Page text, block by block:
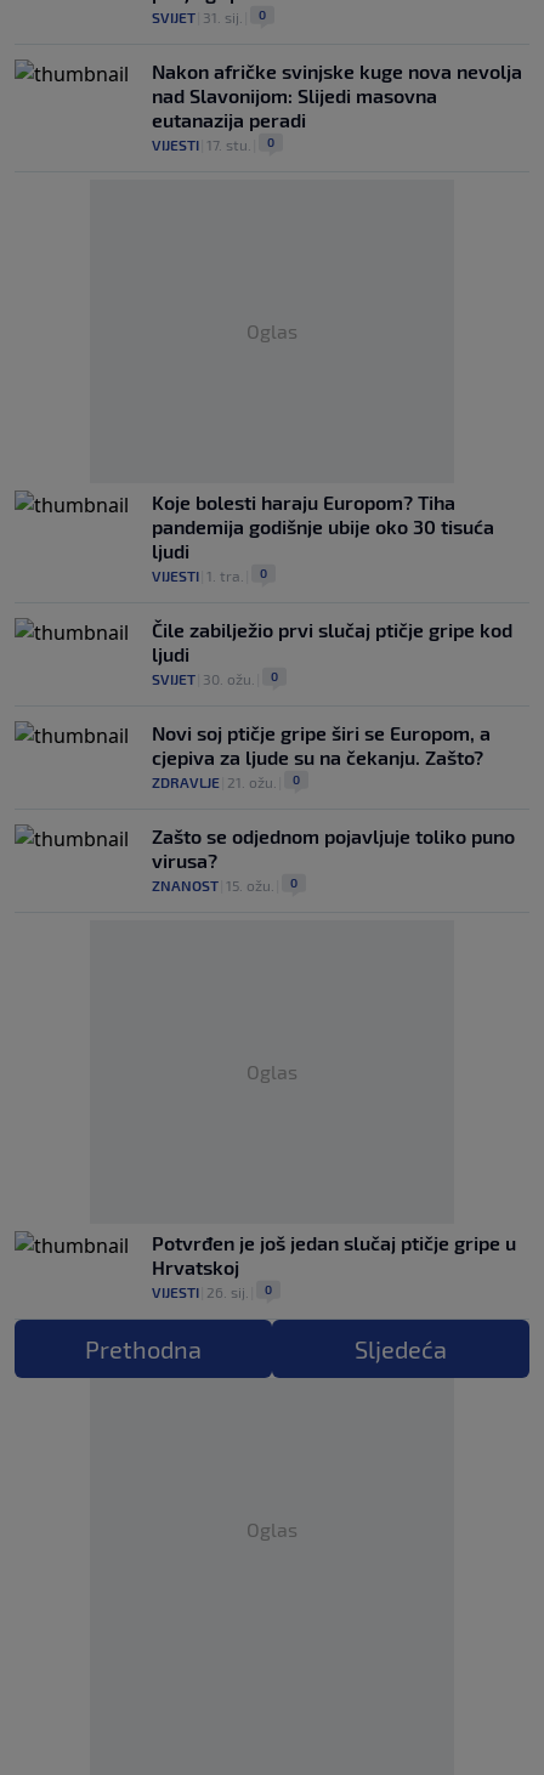
SVIJET 31. sij. 0
Nakon afričke svinjske kuge nova nevolja
nad Slavonijom: Slijedi masovna
eutanazija peradi
VIJESTI 17. stu. 0
Oglas
Koje bolesti haraju Europom? Tiha
pandemija godišnje ubije oko 30 tisuća
ljudi
VIJESTI 1. tra. 0
Čile zabilježio prvi slučaj ptičje gripe kod
ljudi
SVIJET 30. ožu. 0
Novi soj ptičje gripe širi se Europom, a
cjepiva za ljude su na čekanju. Zašto?
ZDRAVLJE 21. ožu. 0
Zašto se odjednom pojavljuje toliko puno
virusa?
ZNANOST 15. ožu. 0
Oglas
Potvrđen je još jedan slučaj ptičje gripe u
Hrvatskoj
VIJESTI 26. sij. 0
Prethodna Sljedeća
Oglas